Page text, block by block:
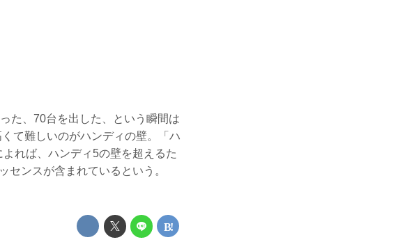
た、70台を出した、という瞬間は
て難しいのがハンディの壁。「ハ
れば、ハンディ5の壁を超えるた
センスが含まれているという。